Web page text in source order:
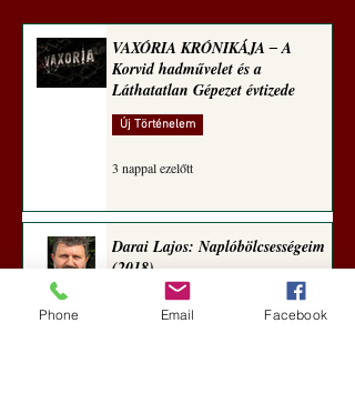
VAXÓRIA KRÓNIKÁJA ‒ A
Korvid hadművelet és a
Láthatatlan Gépezet évtizede
Új Történelem
3 nappal ezelőtt
Darai Lajos: Naplóbölcsességeim
(2018)
Phone Email Facebook